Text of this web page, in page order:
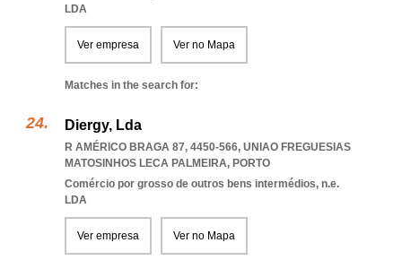
LDA
Ver empresa Ver no Mapa
Matches in the search for:
Diergy, Lda
R AMÉRICO BRAGA 87, 4450-566, UNIAO FREGUESIAS
MATOSINHOS LECA PALMEIRA, PORTO
Comércio por grosso de outros bens intermédios, n.e.
LDA
Ver empresa Ver no Mapa